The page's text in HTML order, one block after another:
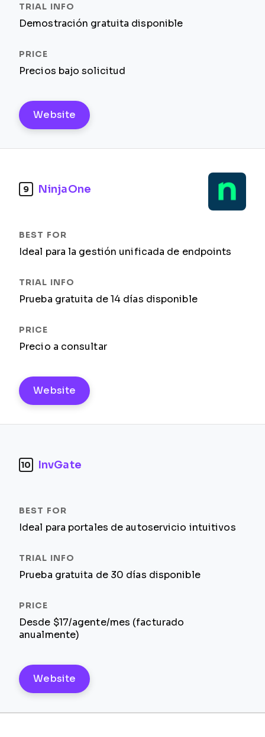
Demostración gratuita disponible
Precios bajo solicitud
Website
9 NinjaOne
Ideal para la gestión unificada de endpoints
Prueba gratuita de 14 días disponible
Precio a consultar
Website
10 InvGate
Ideal para portales de autoservicio intuitivos
Prueba gratuita de 30 días disponible
Desde $17/agente/mes (facturado
anualmente)
Website